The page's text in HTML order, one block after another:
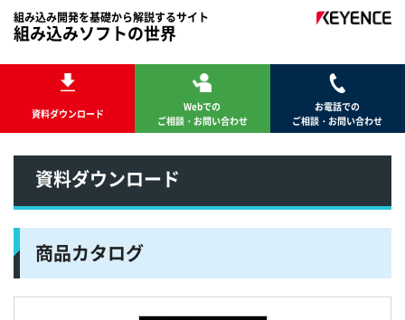
組み込み開発を基礎から解説するサイト
組み込みソフトの世界
資料ダウンロード
Webでの
ご相談・お問い合わせ
お電話での
ご相談・お問い合わせ
資料ダウンロード
商品カタログ